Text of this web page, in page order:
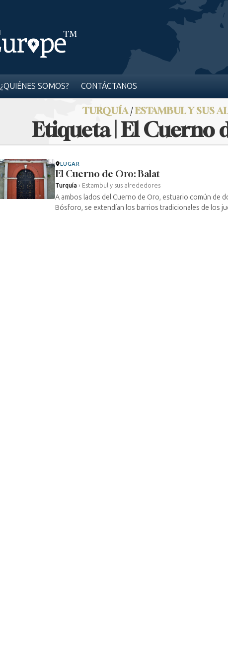
¿QUIÉNES SOMOS? CONTÁCTANOS
TURQUÍA/ESTAMBUL Y SUS
Etiqueta | El Cuerno
LUGAR
El Cuerno de Oro: Balat
Turquía › Estambul y sus alrededores
A ambos lados del Cuerno de Oro, estuario común de
Bósforo, se extendían los barrios tradicionales de los